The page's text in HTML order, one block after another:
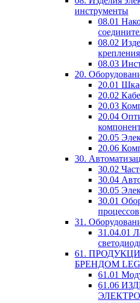
инструменты
08.01
08.02
08.03
20.
20.01
20.02
20.03
20.04
20.05
20.06
30.
30.02
30.04
30.05
30.01
процессов
31.
31.04.01
61.
БРЕНДОМ
61.01
61.06